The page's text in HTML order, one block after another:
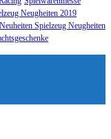
Neugheiten 2019
Spielzeug Neugheiten